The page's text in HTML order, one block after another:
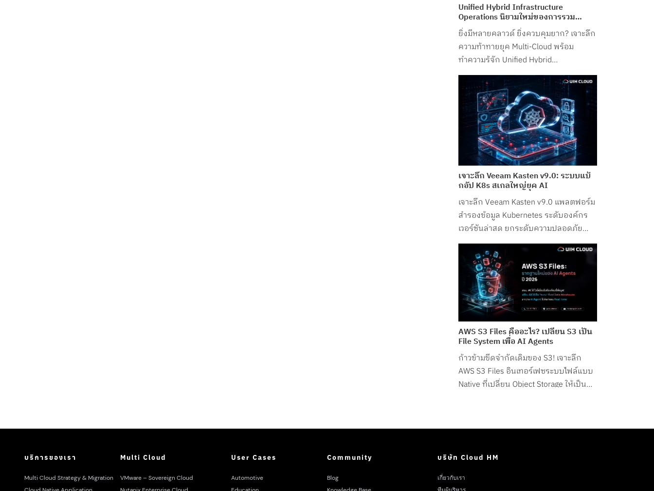
Unified Hybrid Infrastructure
Operations นิยามใหม่ของการรวม
“Network-Cloud-Security” ไว้ใน
Control Plane เดียว จาก UIH Cloud
ยิ่งมีหลายคลาวด์ ยิ่งควบคุมยาก? เจาะลึก
ความท้าทายยุค Multi-Cloud พร้อม
ทำความรู้จัก Unified Hybrid
Infrastructure Operations จาก UIH
Cloud
เจาะลึก Veeam Kasten v9.0: ระบบแบ็
กอัป K8s สเกลใหญ่ยุค AI
เจาะลึก Veeam Kasten v9.0 แพลตฟอร์ม
สำรองข้อมูล Kubernetes ระดับองค์กร
เวอร์ชันล่าสุด ยกระดับความปลอดภัย
รองรับ Petabyte Scale และระบบ AI
อย่างสมบูรณ์แบบ
AWS S3 Files คืออะไร? เปลี่ยน S3 เป็น
File System เพื่อ AI Agents
ก้าวข้ามขีดจำกัดเดิมของ S3! เจาะลึก
AWS S3 Files อินเทอร์เฟซระบบไฟล์แบบ
Native ที่เปลี่ยน Object Storage ให้เป็น
บริการของเรา
Multi Cloud Strategy & Migration
Multi Cloud
VMware – Sovereign Cloud
User Cases
Automotive
Community
Blog
บริษัท Cloud HM
เกี่ยวกับเรา